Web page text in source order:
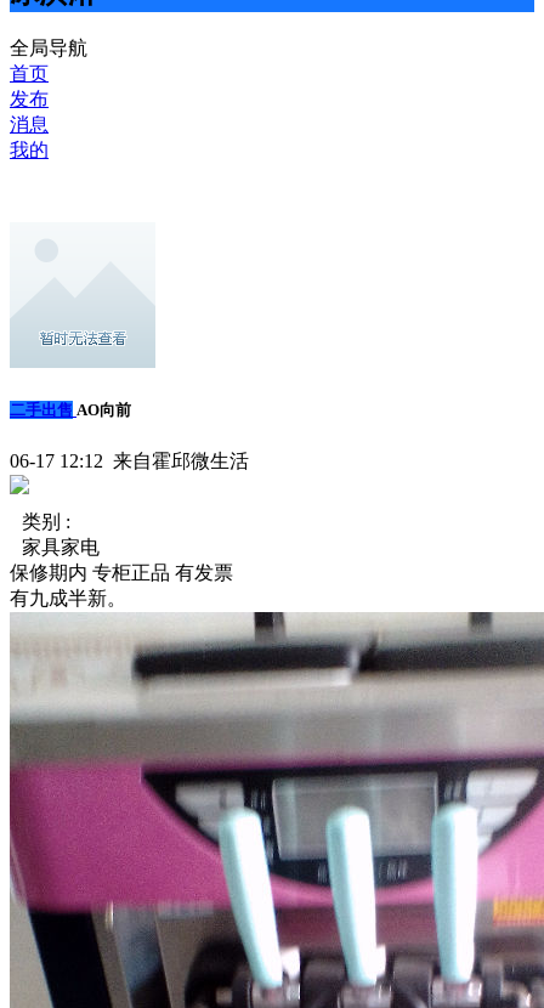
全局导航
首页
发布
消息
我的
二手出售 AO向前
06-17 12:12 来自霍邱微生活
类别 :
家具家电
保修期内 专柜正品 有发票
有九成半新。